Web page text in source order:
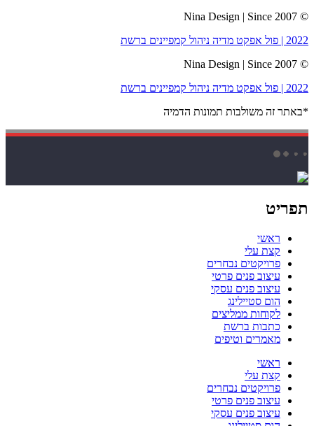
© Nina Design | Since 2007
2022 | פול אפקט מדיה ניהול קמפיינים ברשת
© Nina Design | Since 2007
2022 | פול אפקט מדיה ניהול קמפיינים ברשת
*באתר זה משולבות תמונות הדמיה
תפריט
ראשי
קצת עלי
פרויקטים נבחרים
עיצוב פנים פרטי
עיצוב פנים עסקי
הום סטיילינג
לקוחות ממליצים
כתבות ברשת
מאמרים וטיפים
ראשי
קצת עלי
פרויקטים נבחרים
עיצוב פנים פרטי
עיצוב פנים עסקי